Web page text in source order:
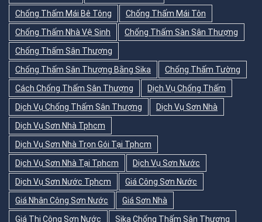
Chống Thấm Mái Bê Tông
Chống Thấm Mái Tôn
Chống Thấm Nhà Vệ Sinh
Chống Thấm Sàn Sân Thượng
Chống Thấm Sân Thượng
Chống Thấm Sân Thượng Bằng Sika
Chống Thấm Tường
Cách Chống Thấm Sân Thượng
Dịch Vụ Chống Thấm
Dịch Vụ Chống Thấm Sân Thượng
Dịch Vụ Sơn Nhà
Dịch Vụ Sơn Nhà Tphcm
Dịch Vụ Sơn Nhà Trọn Gói Tại Tphcm
Dịch Vụ Sơn Nhà Tại Tphcm
Dịch Vụ Sơn Nước
Dịch Vụ Sơn Nước Tphcm
Giá Công Sơn Nước
Giá Nhân Công Sơn Nước
Giá Sơn Nhà
Giá Thi Công Sơn Nước
Sika Chống Thấm Sân Thượng